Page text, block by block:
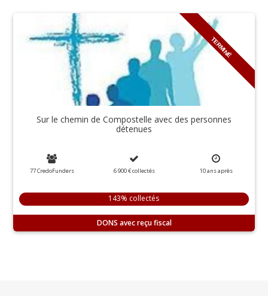
TERMINÉ
Sur le chemin de Compostelle avec des personnes
détenues
77 CredoFunders 6 900 €collectés 10ansaprès
143% collectés
DONS